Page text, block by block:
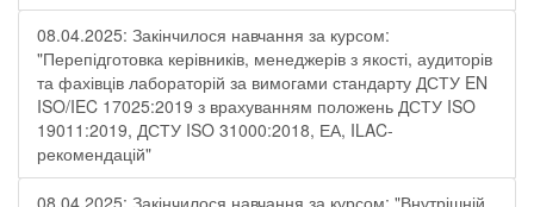
08.04.2025: Закінчилося навчання за курсом:
"Перепідготовка керівників, менеджерів з якості, аудиторів
та фахівців лабораторій за вимогами стандарту ДСТУ EN
ISO/IEC 17025:2019 з врахуванням положень ДСТУ ISO
19011:2019, ДСТУ ISO 31000:2018, ЕА, ILAC-
рекомендацій"